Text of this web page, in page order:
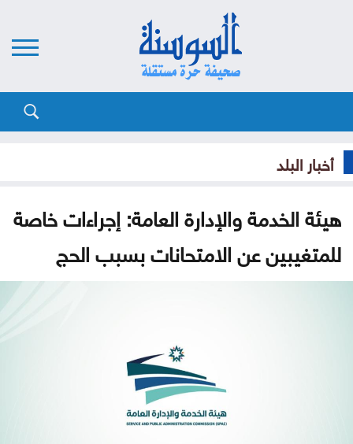
أخبار البلد
هيئة الخدمة والإدارة العامة: إجراءات خاصة
للمتغيبين عن الامتحانات بسبب الحج